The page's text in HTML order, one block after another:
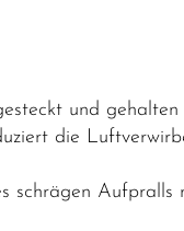
und gehalten
die
schrägen